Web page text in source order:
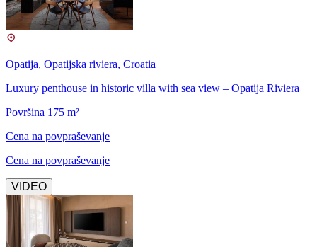
Opatija, Opatijska riviera, Croatia
Luxury penthouse in historic villa with sea view – Opatija Riviera
Površina 175 m²
Cena na povpraševanje
Cena na povpraševanje
VIDEO